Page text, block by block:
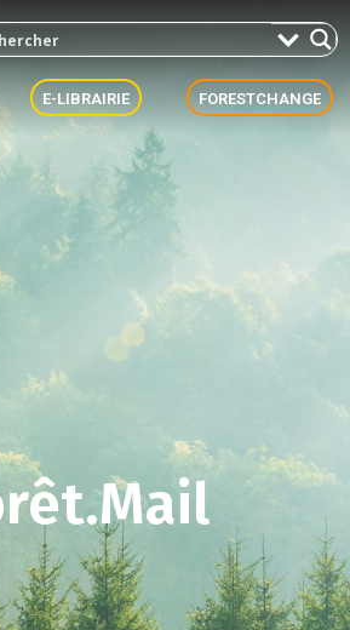
E-LIBRAIRIE FORESTCHANGE